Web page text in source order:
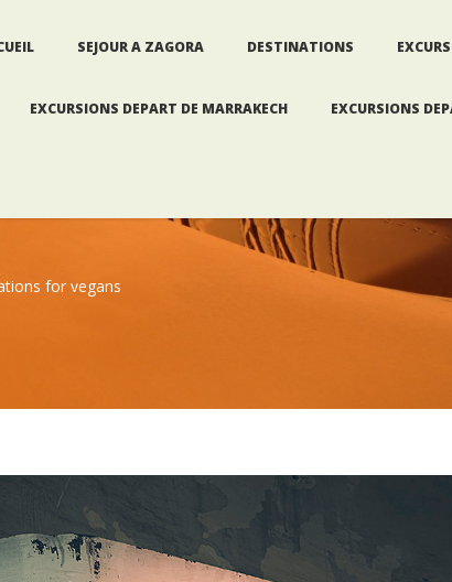
SEJOUR A ZAGORA DESTINATIONS
EXCURSIONS DEPART DE MARRAKECH EXCURSIONS
for vegans